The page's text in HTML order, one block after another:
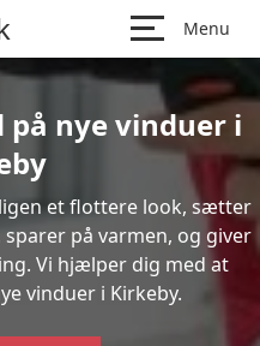
Menu
på nye vinduer i
et flottere look, sætter
på varmen, og giver
Vi hjælper dig med at
vinduer i Kirkeby.